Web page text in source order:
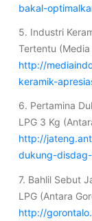
bakal-
5. Industri
Tertentu
http://
keramik-
6. Pertamina
LPG 3 Kg
http://
dukung-
7. Bahlil Sebut
LPG (Antara
http://